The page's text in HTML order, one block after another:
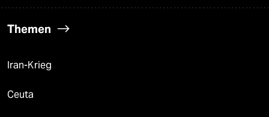
Themen
Iran-Krieg
Ceuta